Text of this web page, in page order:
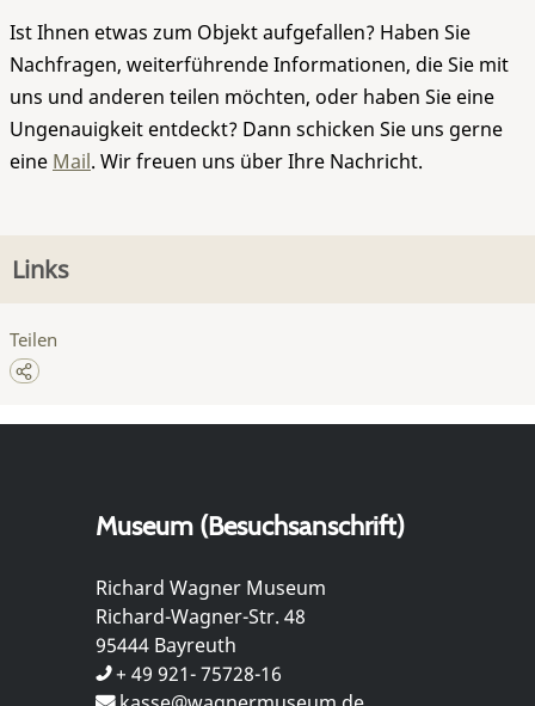
Ist Ihnen etwas zum Objekt aufgefallen? Haben Sie
Nachfragen, weiterführende Informationen, die Sie mit
uns und anderen teilen möchten, oder haben Sie eine
Ungenauigkeit entdeckt? Dann schicken Sie uns gerne
eine Mail. Wir freuen uns über Ihre Nachricht.
Links
Teilen
Museum (Besuchsanschrift)
Richard Wagner Museum
Richard-Wagner-Str. 48
95444 Bayreuth
+ 49 921- 75728-16